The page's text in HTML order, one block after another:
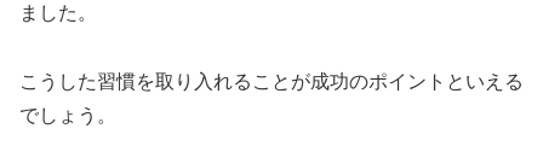
ました。
こうした習慣を取り入れることが成功のポイントといえる
でしょう。